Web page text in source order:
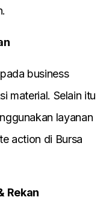
business
material. Selain itu
layanan
action di Bursa
Rekan